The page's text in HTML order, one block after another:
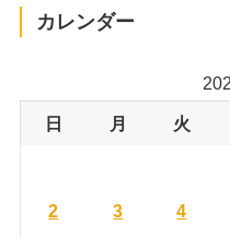
カレンダー
日 月 火
2 3 4